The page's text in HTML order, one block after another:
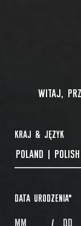
WITAJ,
KRAJ & JĘZYK
POLAND | POLISH
DATA URODZENIA*
MONTHS / DAYS